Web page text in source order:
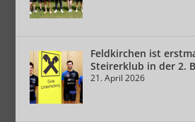
Feldkirchen ist
Steirerklub in der 2.
21. April 2026